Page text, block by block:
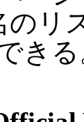
のリ
き